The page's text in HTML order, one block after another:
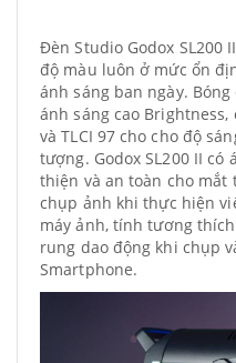
Đèn Studio Godox SL200
độ màu luôn ở mức ổn
ánh sáng ban ngày. Bóng
ánh sáng cao Brightness,
và TLCI 97 cho cho độ
tượng. Godox SL200 II có
thiện và an toàn cho mắt
chụp ảnh khi thực hiện
máy ảnh, tính tương
rung dao động khi chụp
Smartphone.